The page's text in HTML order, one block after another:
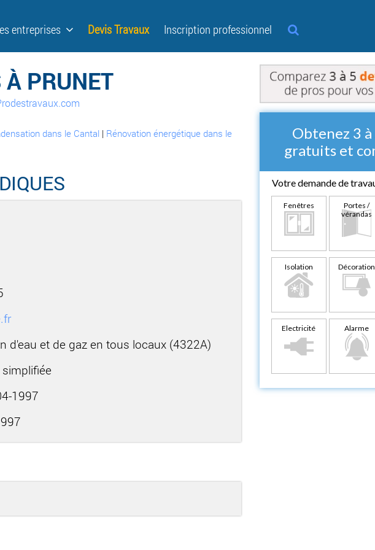
entreprises Devis Travaux Inscription professionnel
PRUNET
dans le Cantal | Rénovation énergétique dans le
d'eau et de gaz en tous locaux (4322A)
1997
Obtenez 3
gratuits et
Votre demande de
Fenêtres
Portes /
vérandas
Isolation Décoration
Electricité Alarme